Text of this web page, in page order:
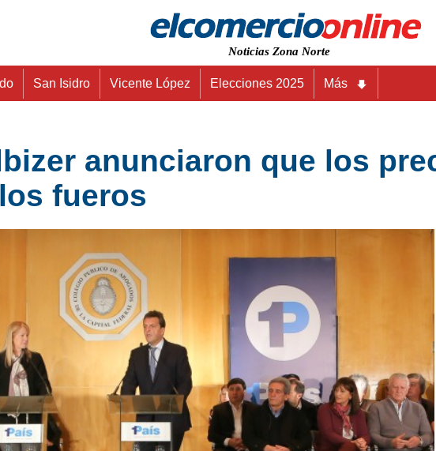
Noticias Zona Norte
San Isidro Vicente López Elecciones 2025 Más
anunciaron que los
fueros